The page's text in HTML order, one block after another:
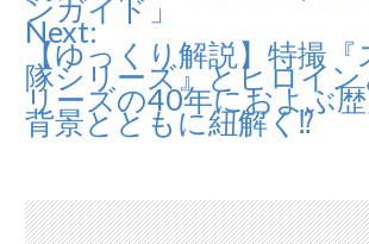
ビ
ゲ
ー
シ
ン
ンガイド」
Next:
【ゆっくり解説】特撮『
隊シリーズ』とヒロイ
リーズの40年におよぶ
背景とともに紐解く⁉